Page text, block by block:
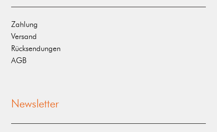
Zahlung
Versand
Rücksendungen
AGB
Newsletter